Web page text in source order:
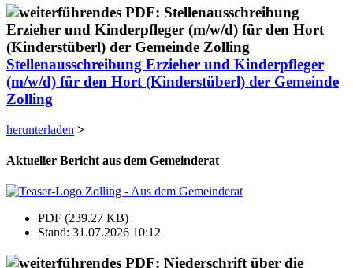
Stellenausschreibung Erzieher und Kinderpfleger
(m/w/d) für den Hort (Kinderstüberl) der Gemeinde
Zolling
herunterladen >
Aktueller Bericht aus dem Gemeinderat
PDF (239.27 KB)
Stand: 31.07.2026 10:12